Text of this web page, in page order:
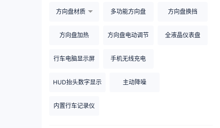
方向盘材质 多功能方向盘 方向盘换挡
方向盘加热 方向盘电动调节 全液晶仪表盘
行车电脑显示屏 手机无线充电
HUD抬头数字显示 主动降噪
内置行车记录仪